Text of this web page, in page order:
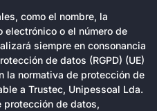
como el nombre, la
o el número de
siempre en consonancia
de datos (RGPD) (UE)
la normativa de protección de
a Trustec, Unipessoal Lda.
protección de datos,